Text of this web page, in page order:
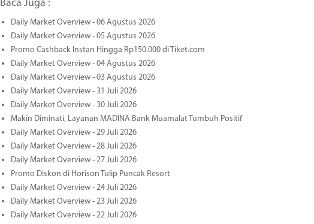
Baca Juga :
Daily Market Overview - 06 Agustus 2026
Daily Market Overview - 05 Agustus 2026
Promo Cashback Instan Hingga Rp150.000 di Tiket.com
Daily Market Overview - 04 Agustus 2026
Daily Market Overview - 03 Agustus 2026
Daily Market Overview - 31 Juli 2026
Daily Market Overview - 30 Juli 2026
Makin Diminati, Layanan MADINA Bank Muamalat Tumbuh Positif
Daily Market Overview - 29 Juli 2026
Daily Market Overview - 28 Juli 2026
Daily Market Overview - 27 Juli 2026
Promo Diskon di Horison Tulip Puncak Resort
Daily Market Overview - 24 Juli 2026
Daily Market Overview - 23 Juli 2026
Daily Market Overview - 22 Juli 2026